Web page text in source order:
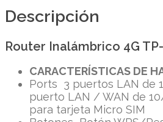
Descripción
Router Inalámbrico 4G
CARACTERÍSTICAS DE
Ports 3 puertos LAN de
puerto LAN / WAN de
para tarjeta Micro SIM